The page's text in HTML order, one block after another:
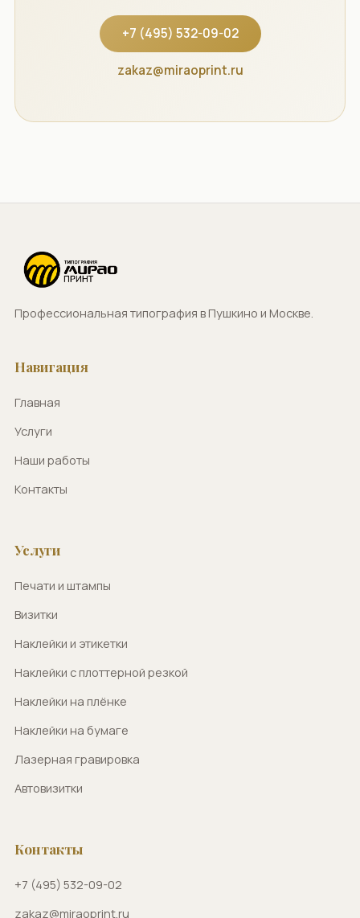
+7 (495) 532-09-02
zakaz@miraoprint.ru
Профессиональная типография в Пушкино и Москве.
Навигация
Главная
Услуги
Наши работы
Контакты
Услуги
Печати и штампы
Визитки
Наклейки и этикетки
Наклейки с плоттерной резкой
Наклейки на плёнке
Наклейки на бумаге
Лазерная гравировка
Автовизитки
Контакты
+7 (495) 532-09-02
zakaz@miraoprint.ru